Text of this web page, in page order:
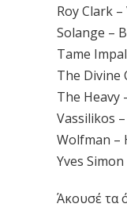
Roy Clark
Solange –
Tame
The Divine
The Heavy
Vassilikos
Wolfman –
Yves
Άκουσέ τα